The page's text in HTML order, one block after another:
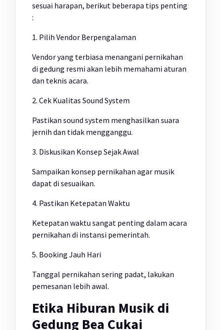
sesuai harapan, berikut beberapa tips penting
:
1. Pilih Vendor Berpengalaman
Vendor yang terbiasa menangani pernikahan
di gedung resmi akan lebih memahami aturan
dan teknis acara.
2. Cek Kualitas Sound System
Pastikan sound system menghasilkan suara
jernih dan tidak mengganggu.
3. Diskusikan Konsep Sejak Awal
Sampaikan konsep pernikahan agar musik
dapat di sesuaikan.
4. Pastikan Ketepatan Waktu
Ketepatan waktu sangat penting dalam acara
pernikahan di instansi pemerintah.
5. Booking Jauh Hari
Tanggal pernikahan sering padat, lakukan
pemesanan lebih awal.
Etika Hiburan Musik di
Gedung Bea Cukai